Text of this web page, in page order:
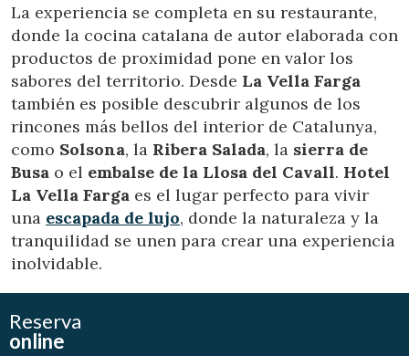
La experiencia se completa en su restaurante,
donde la cocina catalana de autor elaborada con
productos de proximidad pone en valor los
sabores del territorio. Desde La Vella Farga
también es posible descubrir algunos de los
rincones más bellos del interior de Catalunya,
como Solsona, la Ribera Salada, la sierra de
Busa o el embalse de la Llosa del Cavall. Hotel
La Vella Farga es el lugar perfecto para vivir
una escapada de lujo, donde la naturaleza y la
tranquilidad se unen para crear una experiencia
inolvidable.
Reserva
online
Modificar cookies
Técnicas y funcionales
Siempre activas
Este sitio web utiliza Cookies propias para recopilar
información con la finalidad de mejorar nuestros servicios.
Si continua navegando, supone la aceptación de la
instalación de las mismas. El usuario tiene la posibilidad
de configurar su navegador pudiendo, si así lo desea,
impedir que sean instaladas en su disco duro, aunque
deberá tener en cuenta que dicha acción podrá ocasionar
dificultades de navegación de la página web.
Analíticas y personalización
comportamiento de los usuarios de este sitio web. La
información recogida mediante este tipo de cookies se
utiliza en la medición de la actividad de la web para la